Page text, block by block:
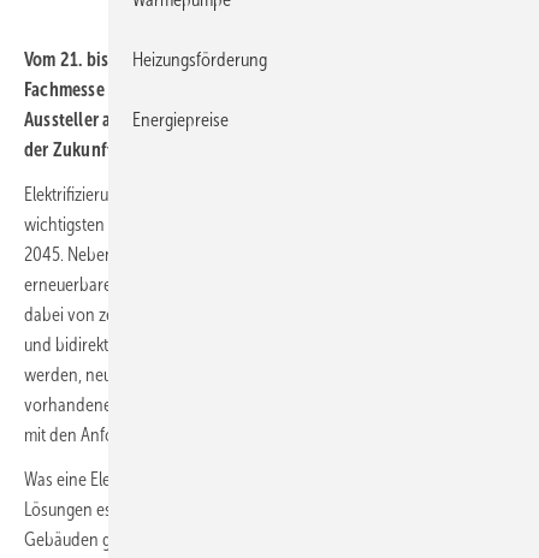
Vom 21. bis 23. November 2024 prä­sen­tie­ren auf der GET Nord –
Fach­mes­se für Elektro, Sanitär, Hei­zung und Klima – über 600
Aus­stel­ler ak­tu­el­le Lö­sun­gen und ge­ben Ein­blicke in die Trends
der Zu­kunft.
Elektrifizierung und Digitalisierung in Gebäuden sind zwei der
wichtigsten Schlüsselstrategien auf dem Weg zur Klimaneutralität
2045. Neben einer elektrifizierten Wärmeversorgung auf Basis
erneuerbarer Energiequellen ist eine bedarfsgerechte Stromverteilung
dabei von zentraler Bedeutung. Außerdem müssen eine intelligente
und bidirektionale Ladeinfrastruktur für Elektroautos geschaffen
werden, neuartige Stromlieferanten und Stromspeicher sind in
vorhandene Elektro-Installationen zu integrieren und ihr Wirken ist
mit den Anforderungen des Stromsystems in Einklang zu bringen.
Was eine Elektro-Installation als zukunftsfähig qualifiziert und welche
Lösungen es für den Einsatz elektrischer und digitaler Technologien in
Gebäuden gibt, erfahren Besucher auf der GET Nord vom 21. bis
Heizungsförderung
Energiepreise